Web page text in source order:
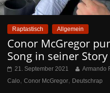
Raptastisch Allgemein
Conor McGregor
Song in seiner Story
21. September 2021 Armando
Calo, Conor McGregor, Deutschrap